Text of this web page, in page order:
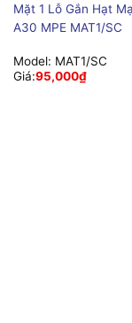
Mặt 1 Lỗ Gắn Hạt
A30 MPE MAT1/SC
Model: MAT1/SC
Giá:95,000₫